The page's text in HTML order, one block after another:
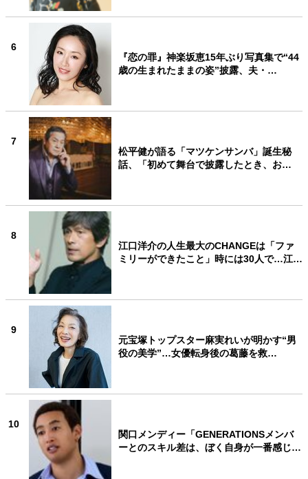
6
『恋の罪』神楽坂恵15年ぶり写真集で“44
歳の生まれたままの姿”披露、夫・…
7
松平健が語る「マツケンサンバ」誕生秘
話、「初めて舞台で披露したとき、お…
8
江口洋介の人生最大のCHANGEは「ファ
ミリーができたこと」時には30人で…江…
9
元宝塚トップスター麻実れいが明かす“男
役の美学”…女優転身後の葛藤を救…
10
関口メンディー「GENERATIONSメンバ
ーとのスキル差は、ぼく自身が一番感じ…